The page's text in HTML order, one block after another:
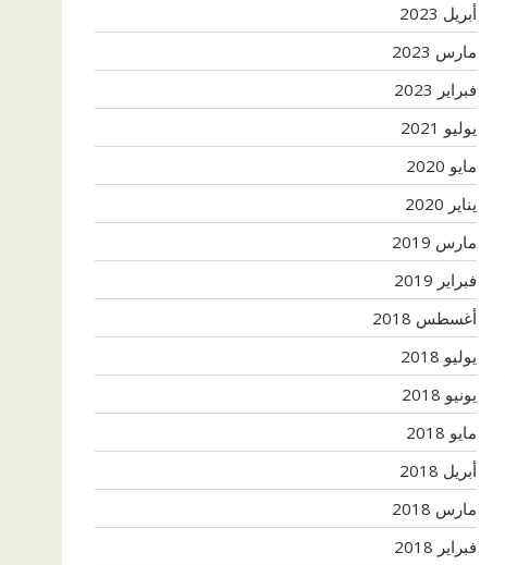
أبريل 2023
مارس 2023
فبراير 2023
يوليو 2021
مايو 2020
يناير 2020
مارس 2019
فبراير 2019
أغسطس 2018
يوليو 2018
يونيو 2018
مايو 2018
أبريل 2018
مارس 2018
فبراير 2018